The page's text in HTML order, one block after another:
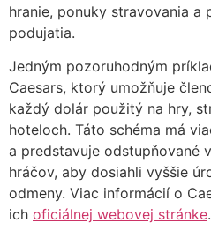
hranie, ponuky stravovania a
podujatia.
Jedným pozoruhodným
Caesars, ktorý umožňuje
každý dolár použitý na hry,
hoteloch. Táto schéma má
a predstavuje odstupňované
hráčov, aby dosiahli vyššie
odmeny. Viac informácií o
ich oficiálnej webovej stránke.